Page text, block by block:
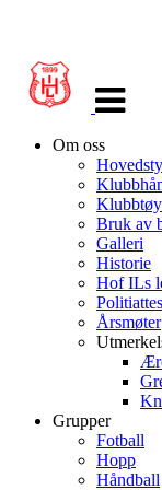
navigasjon
Om oss
Klubbtøy
Bruk av
Galleri
Historie
Hof ILs
Årsmøter
Grupper
Fotball
Hopp
Håndball